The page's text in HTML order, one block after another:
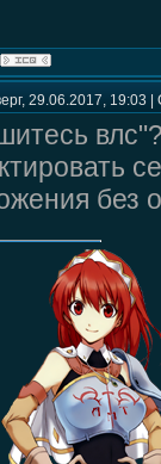
29.06.2017, 19:03
без